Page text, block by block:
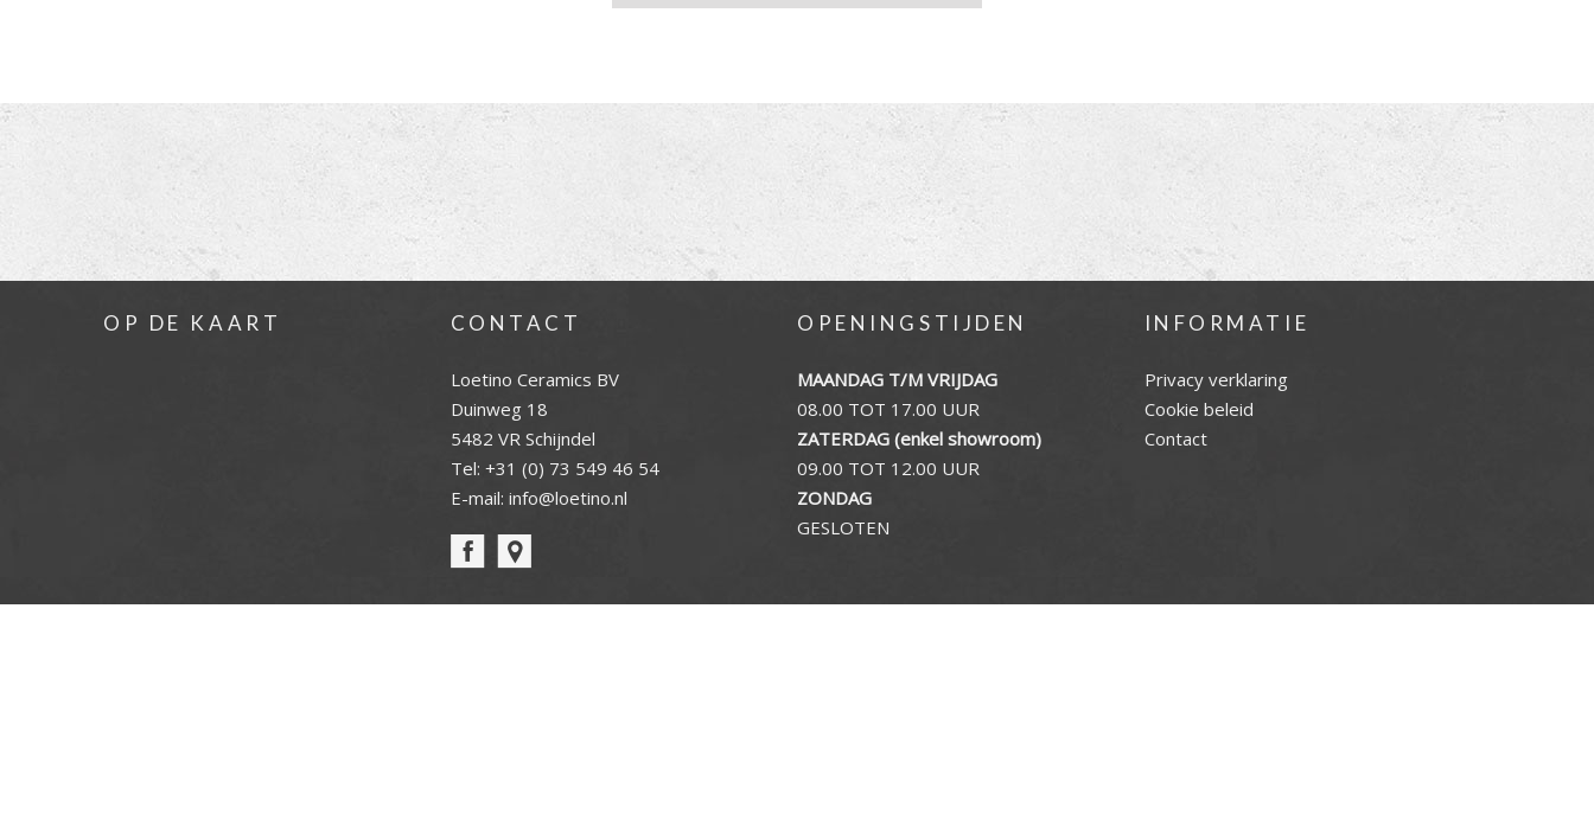
OP DE KAART CONTACT
Loetino Ceramics BV
Duinweg 18
5482 VR Schijndel
Tel: +31 (0) 73 549 46 54
E-mail: info@loetino.nl
OPENINGSTIJDEN
MAANDAG T/M VRIJDAG
08.00 TOT 17.00 UUR
ZATERDAG (enkel showroom)
09.00 TOT 12.00 UUR
ZONDAG
GESLOTEN
INFORMATIE
Privacy verklaring
Cookie beleid
Contact